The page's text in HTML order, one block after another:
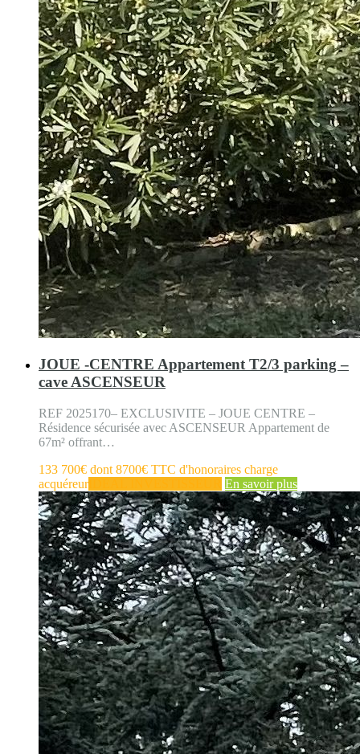
JOUE -CENTRE Appartement T2/3 parking –
cave ASCENSEUR
REF 2025170– EXCLUSIVITE – JOUE CENTRE –
Résidence sécurisée avec ASCENSEUR Appartement de
67m² offrant…
133 700€ dont 8700€ TTC d'honoraires charge
acquéreur
En savoir plus